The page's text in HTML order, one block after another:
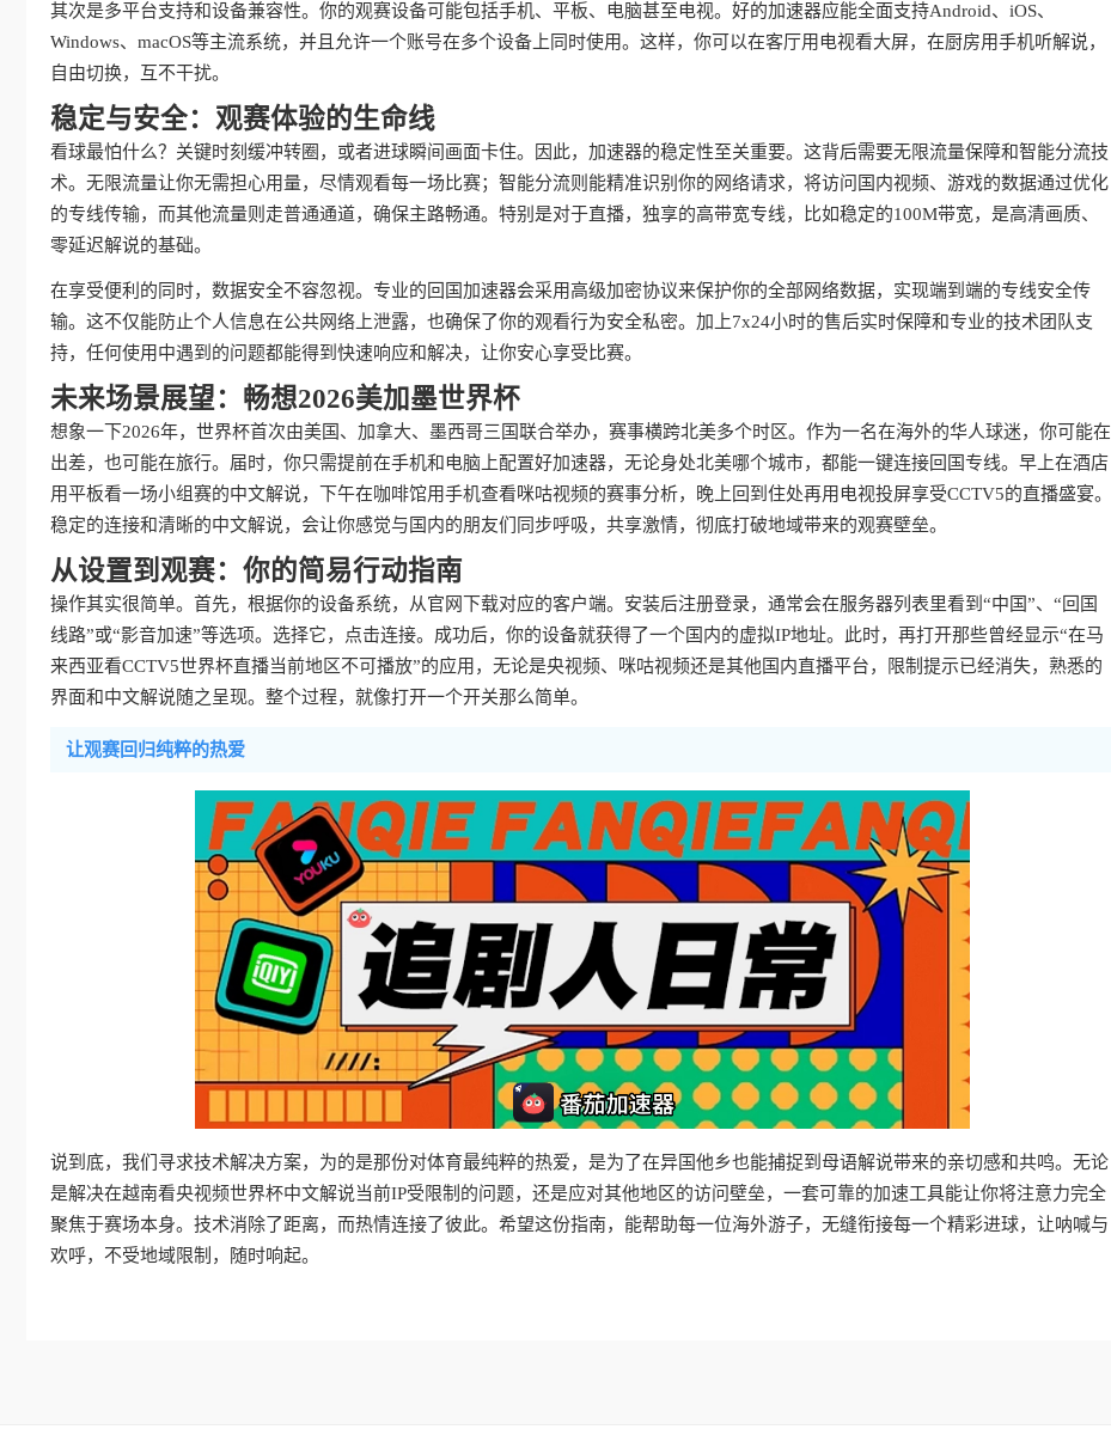
其次是多平台支持和设备兼容性。你的观赛设备可能包括手机、平板、电脑甚至电视。好的加速器应能全面支持Android、iOS、
Windows、macOS等主流系统，并且允许一个账号在多个设备上同时使用。这样，你可以在客厅用电视看大屏，在厨房用手机听解说，
自由切换，互不干扰。
稳定与安全：观赛体验的生命线
看球最怕什么？关键时刻缓冲转圈，或者进球瞬间画面卡住。因此，加速器的稳定性至关重要。这背后需要无限流量保障和智能分流技
术。无限流量让你无需担心用量，尽情观看每一场比赛；智能分流则能精准识别你的网络请求，将访问国内视频、游戏的数据通过优化
的专线传输，而其他流量则走普通通道，确保主路畅通。特别是对于直播，独享的高带宽专线，比如稳定的100M带宽，是高清画质、
零延迟解说的基础。
在享受便利的同时，数据安全不容忽视。专业的回国加速器会采用高级加密协议来保护你的全部网络数据，实现端到端的专线安全传
输。这不仅能防止个人信息在公共网络上泄露，也确保了你的观看行为安全私密。加上7x24小时的售后实时保障和专业的技术团队支
持，任何使用中遇到的问题都能得到快速响应和解决，让你安心享受比赛。
未来场景展望：畅想2026美加墨世界杯
想象一下2026年，世界杯首次由美国、加拿大、墨西哥三国联合举办，赛事横跨北美多个时区。作为一名在海外的华人球迷，你可能在
出差，也可能在旅行。届时，你只需提前在手机和电脑上配置好加速器，无论身处北美哪个城市，都能一键连接回国专线。早上在酒店
用平板看一场小组赛的中文解说，下午在咖啡馆用手机查看咪咕视频的赛事分析，晚上回到住处再用电视投屏享受CCTV5的直播盛宴。
稳定的连接和清晰的中文解说，会让你感觉与国内的朋友们同步呼吸，共享激情，彻底打破地域带来的观赛壁垒。
从设置到观赛：你的简易行动指南
操作其实很简单。首先，根据你的设备系统，从官网下载对应的客户端。安装后注册登录，通常会在服务器列表里看到“中国”、“回国
线路”或“影音加速”等选项。选择它，点击连接。成功后，你的设备就获得了一个国内的虚拟IP地址。此时，再打开那些曾经显示“在马
来西亚看CCTV5世界杯直播当前地区不可播放”的应用，无论是央视频、咪咕视频还是其他国内直播平台，限制提示已经消失，熟悉的
界面和中文解说随之呈现。整个过程，就像打开一个开关那么简单。
让观赛回归纯粹的热爱
说到底，我们寻求技术解决方案，为的是那份对体育最纯粹的热爱，是为了在异国他乡也能捕捉到母语解说带来的亲切感和共鸣。无论
是解决在越南看央视频世界杯中文解说当前IP受限制的问题，还是应对其他地区的访问壁垒，一套可靠的加速工具能让你将注意力完全
聚焦于赛场本身。技术消除了距离，而热情连接了彼此。希望这份指南，能帮助每一位海外游子，无缝衔接每一个精彩进球，让呐喊与
欢呼，不受地域限制，随时响起。